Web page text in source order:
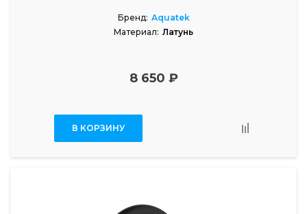
Бренд: Aquatek
Материал: Латунь
8 650 ₽
В КОРЗИНУ